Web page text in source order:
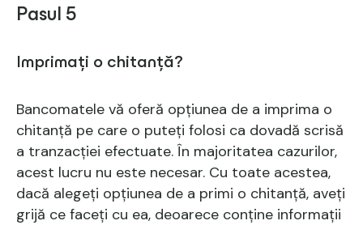
Pasul 5
Imprimați o chitanță?
Bancomatele vă oferă opțiunea de a imprima o
chitanță pe care o puteți folosi ca dovadă scrisă
a tranzacției efectuate. În majoritatea cazurilor,
acest lucru nu este necesar. Cu toate acestea,
dacă alegeți opțiunea de a primi o chitanță, aveți
grijă ce faceți cu ea, deoarece conține informații